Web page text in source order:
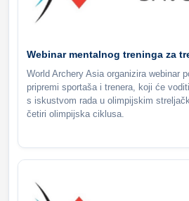
Webinar mentalnog treninga za
World Archery Asia organizira webinar
pripremi sportaša i trenera, koji će
s iskustvom rada u olimpijskim
četiri olimpijska ciklusa.